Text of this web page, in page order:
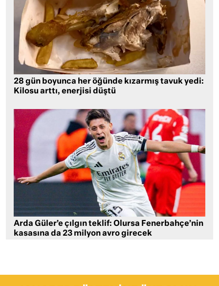
28 gün boyunca her öğünde kızarmış tavuk yedi:
Kilosu arttı, enerjisi düştü
Arda Güler’e çılgın teklif: Olursa Fenerbahçe’nin
kasasına da 23 milyon avro girecek